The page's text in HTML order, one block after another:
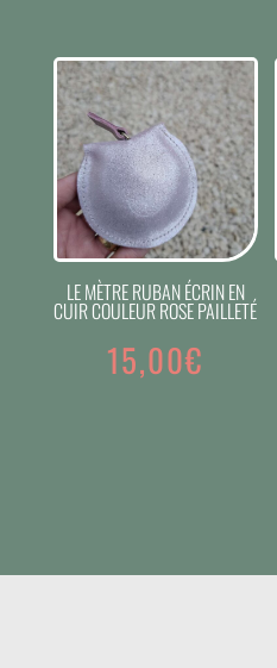
LE MÈTRE RUBAN ÉCRIN EN
CUIR COULEUR ROSE PAILLETÉ
15,00€